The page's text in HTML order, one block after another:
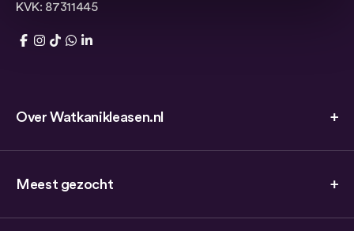
KVK: 87311445
Over Watkanikleasen.nl
Meest gezocht